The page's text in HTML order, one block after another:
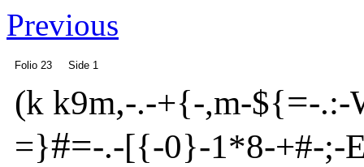
Previous
Folio 23 Side 1
(k k9m,-.-+{-,m-${=-.:-
=}#=-.-[{-0}-1*8-+#-;-